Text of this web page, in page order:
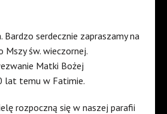
Bardzo serdecznie zapraszamy na
Mszy św. wieczornej.
Matki Bożej
lat temu w Fatimie.
rozpoczną się w naszej parafii